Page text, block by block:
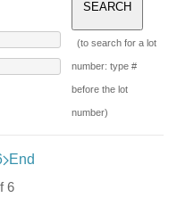
(to search for a lot
number: type #
before the lot
number)
End
6